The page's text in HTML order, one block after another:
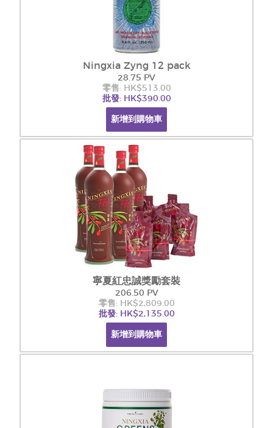
Ningxia Zyng 12 pack
28.75 PV
零售: HK$513.00
批發: HK$390.00
新增到購物車
寧夏紅忠誠獎勵套裝
206.50 PV
零售: HK$2,809.00
批發: HK$2,135.00
新增到購物車